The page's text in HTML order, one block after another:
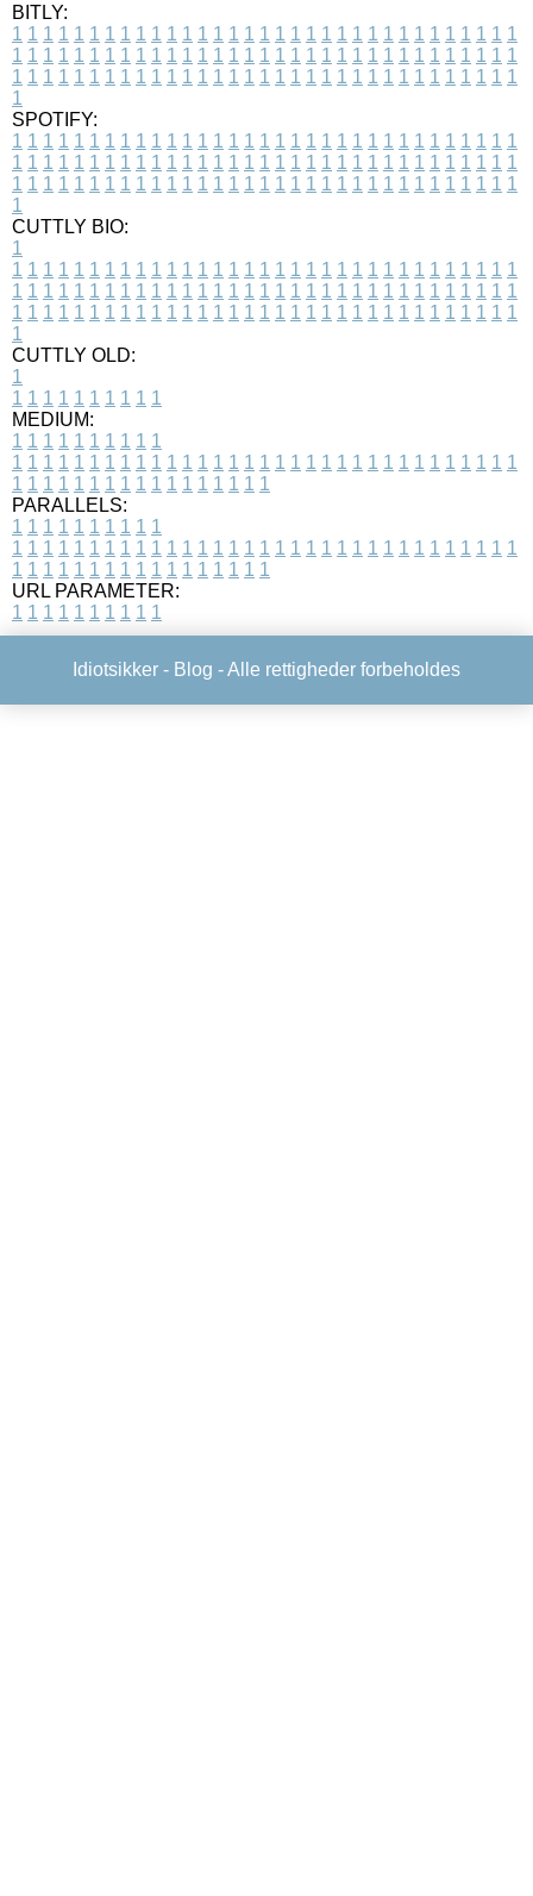
BITLY:
1 1 1 1 1 1 1 1 1 1 1 1 1 1 1 1 1 1 1 1 1 1 1 1 1 1 1 1 1 1 1 1 1
1 1 1 1 1 1 1 1 1 1 1 1 1 1 1 1 1 1 1 1 1 1 1 1 1 1 1 1 1 1 1 1 1
1 1 1 1 1 1 1 1 1 1 1 1 1 1 1 1 1 1 1 1 1 1 1 1 1 1 1 1 1 1 1 1 1
1
SPOTIFY:
1 1 1 1 1 1 1 1 1 1 1 1 1 1 1 1 1 1 1 1 1 1 1 1 1 1 1 1 1 1 1 1 1
1 1 1 1 1 1 1 1 1 1 1 1 1 1 1 1 1 1 1 1 1 1 1 1 1 1 1 1 1 1 1 1 1
1 1 1 1 1 1 1 1 1 1 1 1 1 1 1 1 1 1 1 1 1 1 1 1 1 1 1 1 1 1 1 1 1
1
CUTTLY BIO:
1
1 1 1 1 1 1 1 1 1 1 1 1 1 1 1 1 1 1 1 1 1 1 1 1 1 1 1 1 1 1 1 1 1
1 1 1 1 1 1 1 1 1 1 1 1 1 1 1 1 1 1 1 1 1 1 1 1 1 1 1 1 1 1 1 1 1
1 1 1 1 1 1 1 1 1 1 1 1 1 1 1 1 1 1 1 1 1 1 1 1 1 1 1 1 1 1 1 1 1
1
CUTTLY OLD:
1
1 1 1 1 1 1 1 1 1 1
MEDIUM:
1 1 1 1 1 1 1 1 1 1
1 1 1 1 1 1 1 1 1 1 1 1 1 1 1 1 1 1 1 1 1 1 1 1 1 1 1 1 1 1 1 1 1
1 1 1 1 1 1 1 1 1 1 1 1 1 1 1 1 1
PARALLELS:
1 1 1 1 1 1 1 1 1 1
1 1 1 1 1 1 1 1 1 1 1 1 1 1 1 1 1 1 1 1 1 1 1 1 1 1 1 1 1 1 1 1 1
1 1 1 1 1 1 1 1 1 1 1 1 1 1 1 1 1
URL PARAMETER:
1 1 1 1 1 1 1 1 1 1
Idiotsikker - Blog - Alle rettigheder forbeholdes